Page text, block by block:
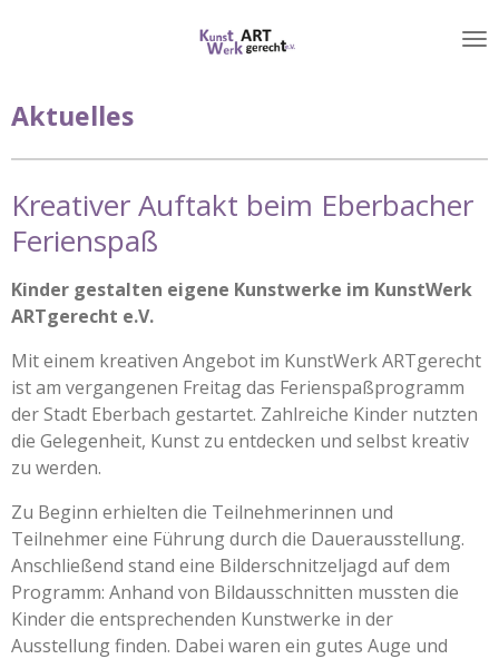
Aktuelles
Kreativer Auftakt beim Eberbacher
Ferienspaß
Kinder gestalten eigene Kunstwerke im KunstWerk
ARTgerecht e.V.
Mit einem kreativen Angebot im KunstWerk ARTgerecht
ist am vergangenen Freitag das Ferienspaßprogramm
der Stadt Eberbach gestartet. Zahlreiche Kinder nutzten
die Gelegenheit, Kunst zu entdecken und selbst kreativ
zu werden.
Zu Beginn erhielten die Teilnehmerinnen und
Teilnehmer eine Führung durch die Dauerausstellung.
Anschließend stand eine Bilderschnitzeljagd auf dem
Programm: Anhand von Bildausschnitten mussten die
Kinder die entsprechenden Kunstwerke in der
Ausstellung finden. Dabei waren ein gutes Auge und